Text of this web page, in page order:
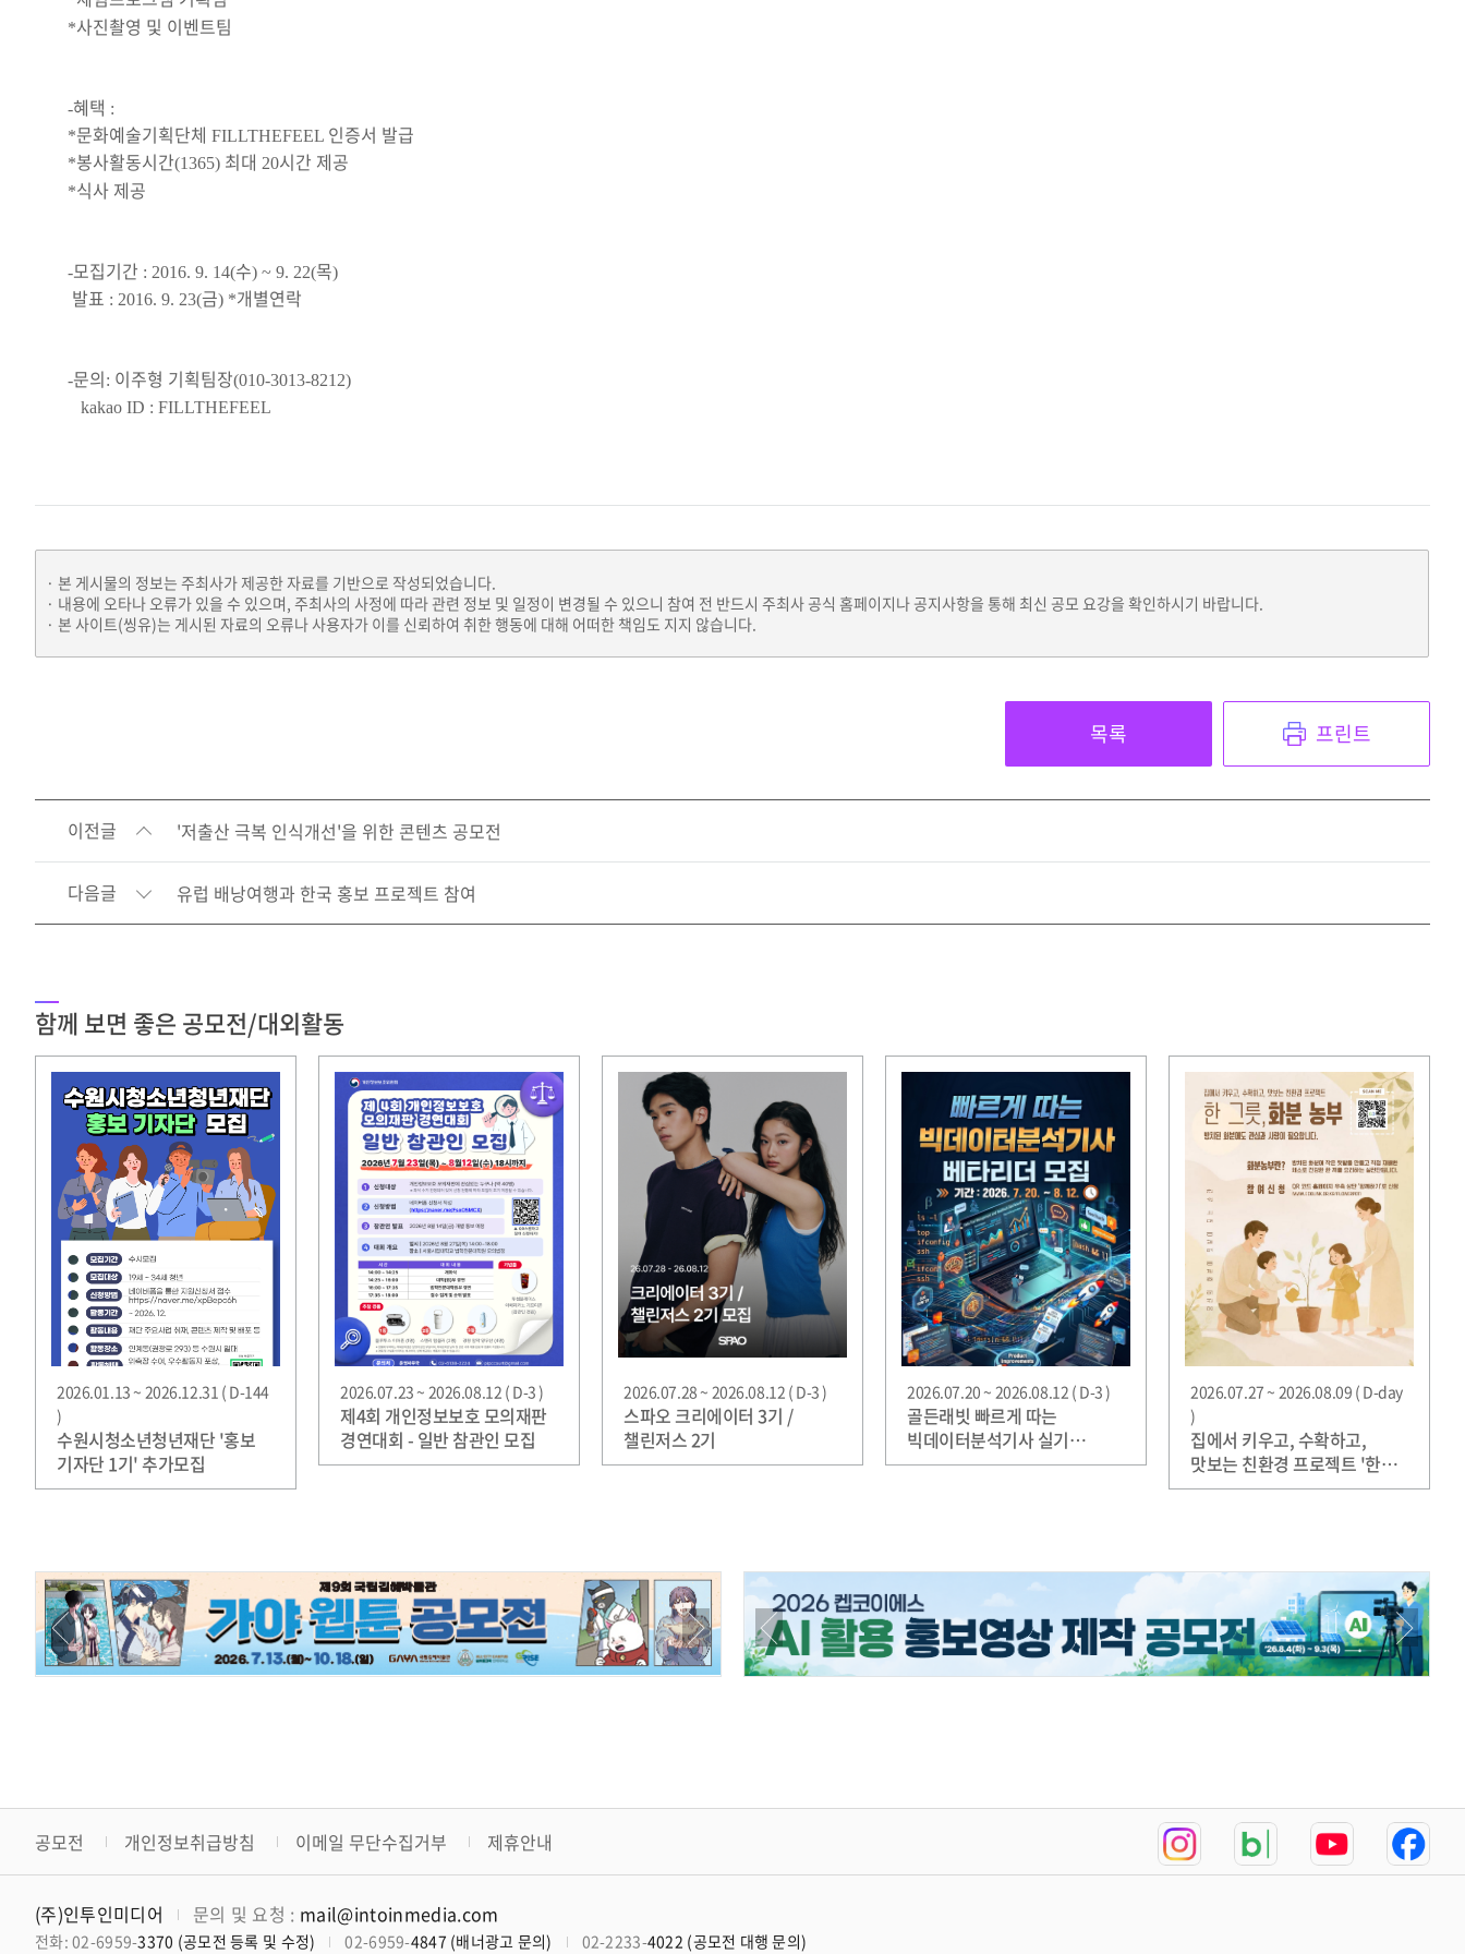
*사진촬영 및 이벤트팀
-혜택 :
*문화예술기획단체 FILLTHEFEEL 인증서 발급
*봉사활동시간(1365) 최대 20시간 제공
*식사 제공
-모집기간 : 2016. 9. 14(수) ~ 9. 22(목)
발표 : 2016. 9. 23(금) *개별연락
-문의: 이주형 기획팀장(010-3013-8212)
kakao ID : FILLTHEFEEL
본 게시물의 정보는 주최사가 제공한 자료를 기반으로 작성되었습니다.
내용에 오타나 오류가 있을 수 있으며, 주최사의 사정에 따라 관련 정보 및 일정이 변경될 수 있으니 참여 전 반드시 주최사 공식 홈페이지나 공지사항을 통해 최신 공모 요강을 확인하시기 바랍니다.
본 사이트(씽유)는 게시된 자료의 오류나 사용자가 이를 신뢰하여 취한 행동에 대해 어떠한 책임도 지지 않습니다.
목록 프린트
이전글 '저출산 극복 인식개선'을 위한 콘텐츠 공모전
다음글 유럽 배낭여행과 한국 홍보 프로젝트 참여
함께 보면 좋은 공모전/대외활동
2026.01.13 ~ 2026.12.31 ( D-144
)
수원시청소년청년재단 '홍보
기자단 1기' 추가모집
2026.07.23 ~ 2026.08.12 ( D-3 )
제4회 개인정보보호 모의재판
경연대회 - 일반 참관인 모집
2026.07.28 ~ 2026.08.12 ( D-3 )
스파오 크리에이터 3기 /
챌린저스 2기
2026.07.20 ~ 2026.08.12 ( D-3 )
골든래빗 빠르게 따는
빅데이터분석기사 실기
(Python) 베타리더 30명 한정
2026.07.27 ~ 2026.08.09 ( D-day
)
집에서 키우고, 수확하고,
맛보는 친환경 프로젝트 '한
그릇, 화분 농부'
공모전 개인정보취급방침 이메일 무단수집거부 제휴안내
(주)인투인미디어 문의 및 요청 : mail@intoinmedia.com
전화: 02-6959-3370 (공모전 등록 및 수정) 02-6959-4847 (배너광고 문의) 02-2233-4022 (공모전 대행 문의)